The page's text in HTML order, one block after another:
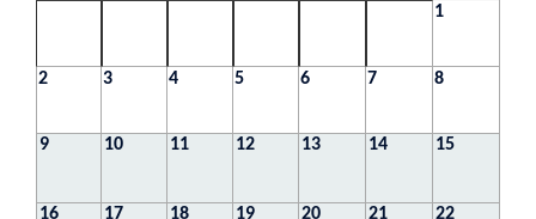
1
2 3 4 5 6 7 8
9 10 11 12 13 14 15
16 17 18 19 20 21 22